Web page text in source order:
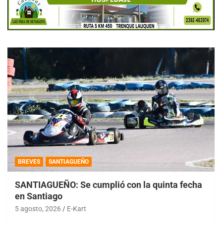
BREVES SANTIAGUEÑO
SANTIAGUEÑO: Se cumplió con la quinta fecha
en Santiago
5 agosto, 2026 E-Kart